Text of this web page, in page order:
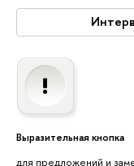
Выразительная кнопка
для предложений и